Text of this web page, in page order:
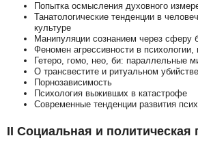
Попытка осмысления духовного
Танатологические тенденции в
культуре
Манипуляции сознанием через сферу
Феномен агрессивности в
Гетеро, гомо, нео, би: параллельные
О трансвестите и ритуальном убийстве
Порнозависимость
Психология выживших в катастрофе
Современные тенденции развития
II Социальная и политическая